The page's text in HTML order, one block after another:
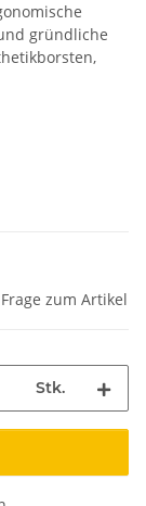
gründliche
Frage zum Artikel
Stk.